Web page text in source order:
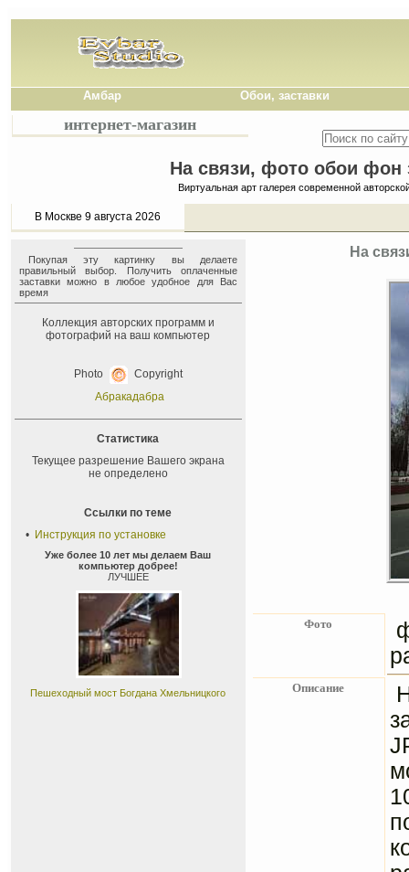
Амбар Обои, заставки
интернет-магазин
На связи, фото обои фон
Виртуальная арт галерея современной
В Москве 9 августа 2026
Покупая эту картинку вы делаете
правильный выбор. Получить оплаченные
заставки можно в любое удобное для Вас
время
Коллекция авторских программ и
фотографий на ваш компьютер
Photo
Copyright
Абракадабра
Статистика
Текущее разрешение Вашего экрана
не определено
Ссылки по теме
• Инструкция по установке
Уже более 10 лет мы делаем Ваш
компьютер добрее!
ЛУЧШЕЕ
Пешеходный мост Богдана Хмельницкого
На
Фото
Описание